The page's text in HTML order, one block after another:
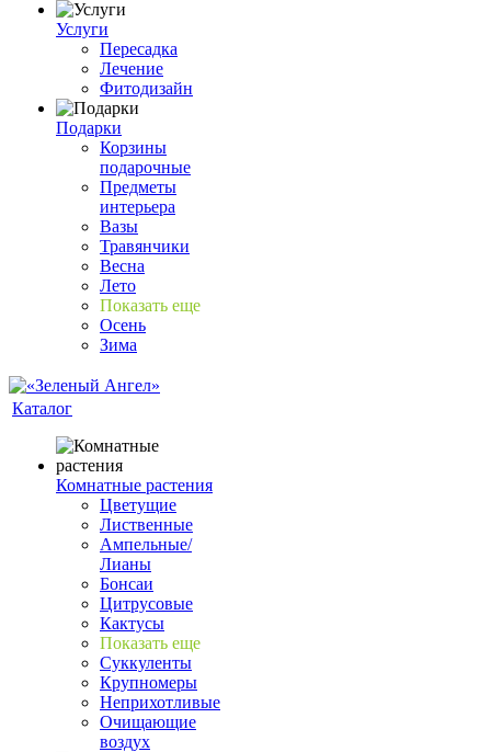
Услуги
Пересадка
Лечение
Фитодизайн
Подарки
Корзины
подарочные
Предметы
интерьера
Вазы
Травянчики
Весна
Лето
Показать еще
Осень
Зима
Каталог
Комнатные растения
Цветущие
Лиственные
Ампельные/
Лианы
Бонсаи
Цитрусовые
Кактусы
Показать еще
Суккуленты
Крупномеры
Неприхотливые
Очищающие
воздух